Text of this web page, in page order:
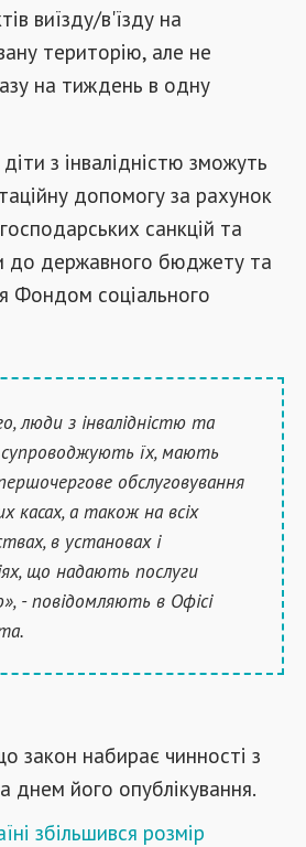
виїзду/в'їзду на
територію, але не
на тиждень в одну
з інвалідністю зможуть
допомогу за рахунок
санкцій та
до державного бюджету та
Фондом соціального
люди з інвалідністю та
супроводжують їх, мають
обслуговування
касах, а також на всіх
в установах і
що надають послуги
- повідомляють в Офісі
закон набирає чинності з
днем його опублікування.
збільшився розмір